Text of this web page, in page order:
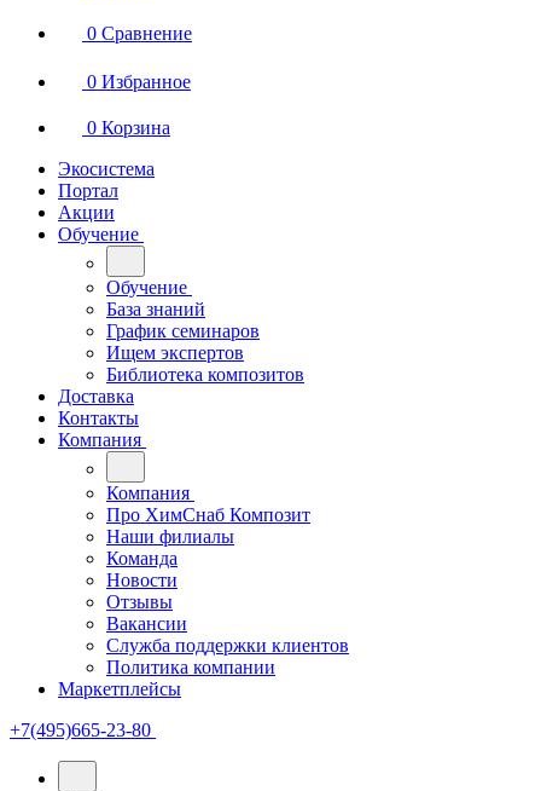
0 Сравнение
0 Избранное
0 Корзина
Экосистема
Портал
Акции
Обучение
Обучение
База знаний
График семинаров
Ищем экспертов
Библиотека композитов
Доставка
Контакты
Компания
Компания
Про ХимСнаб Композит
Наши филиалы
Команда
Новости
Отзывы
Вакансии
Служба поддержки клиентов
Политика компании
Маркетплейсы
+7(495)665-23-80